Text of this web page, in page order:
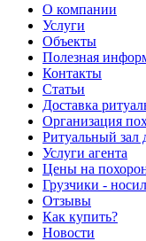
О компании
Услуги
Объекты
Полезная
Контакты
Статьи
Доставка
Организация
Ритуальный зал
Услуги агента
Цены на
Грузчики -
Отзывы
Как купить?
Новости